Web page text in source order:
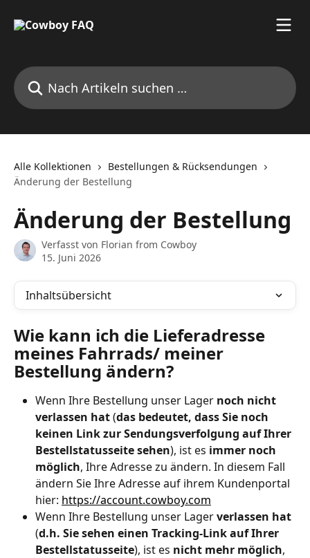
Nach Artikeln suchen …
Alle Kollektionen
Bestellungen & Rücksendungen
Änderung der Bestellung
Änderung der Bestellung
Verfasst von Florian from Cowboy
15. Juni 2026
Inhaltsübersicht
Wie kann ich die Lieferadresse
meines Fahrrads/ meiner
Bestellung ändern?
Wenn Ihre Bestellung unser Lager noch nicht
verlassen hat (das bedeutet, dass Sie noch
keinen Link zur Sendungsverfolgung auf Ihrer
Bestellstatusseite sehen), ist es immer noch
möglich, Ihre Adresse zu ändern. In diesem Fall
ändern Sie Ihre Adresse auf ihrem Kundenportal
hier: https://account.cowboy.com
Wenn Ihre Bestellung unser Lager verlassen hat
(d.h. Sie sehen einen Tracking-Link auf Ihrer
Bestellstatusseite), ist es nicht mehr möglich,